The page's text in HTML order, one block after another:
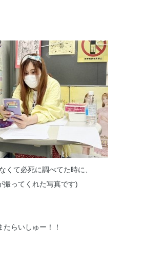
くて必死に調べてた時に、
撮ってくれた写真です)
らいしゅー！！